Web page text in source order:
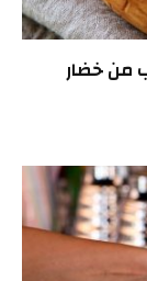
من خضار